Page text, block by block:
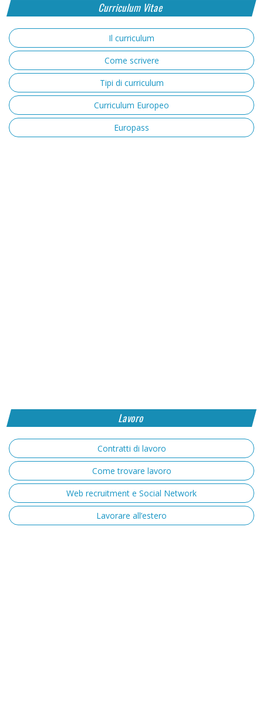
Curriculum Vitae
Il curriculum
Come scrivere
Tipi di curriculum
Curriculum Europeo
Europass
Lavoro
Contratti di lavoro
Come trovare lavoro
Web recruitment e Social Network
Lavorare all’estero